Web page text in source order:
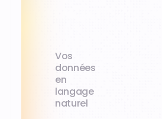
Vos
données
en
langage
naturel